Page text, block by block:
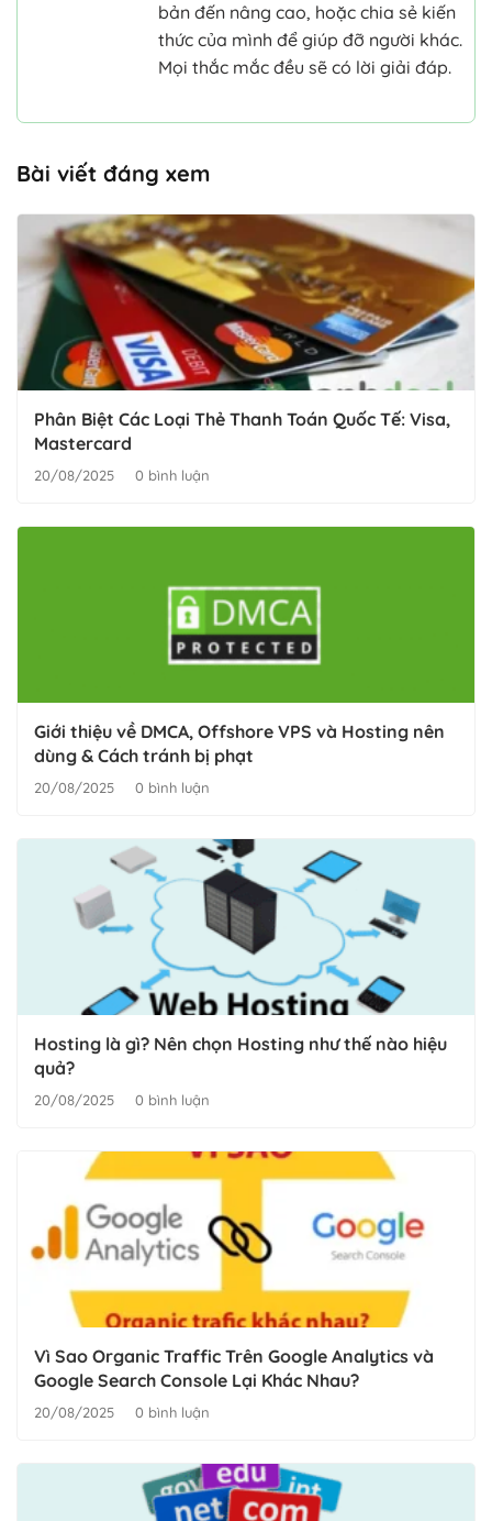
bản đến nâng cao, hoặc chia sẻ kiến
thức của mình để giúp đỡ người khác.
Mọi thắc mắc đều sẽ có lời giải đáp.
Bài viết đáng xem
Phân Biệt Các Loại Thẻ Thanh Toán Quốc Tế: Visa,
Mastercard
20/08/2025 0 bình luận
Giới thiệu về DMCA, Offshore VPS và Hosting nên
dùng & Cách tránh bị phạt
20/08/2025 0 bình luận
Hosting là gì? Nên chọn Hosting như thế nào hiệu
quả?
20/08/2025 0 bình luận
Vì Sao Organic Traffic Trên Google Analytics và
Google Search Console Lại Khác Nhau?
20/08/2025 0 bình luận